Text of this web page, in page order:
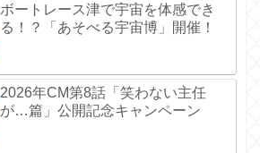
ボートレース津で宇宙を体感でき
る！？「あそべる宇宙博」開催！
2026年CM第8話「笑わない主任
が…篇」公開記念キャンペーン